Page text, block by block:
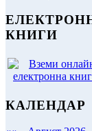
КНИГИ
КАЛЕНДАР